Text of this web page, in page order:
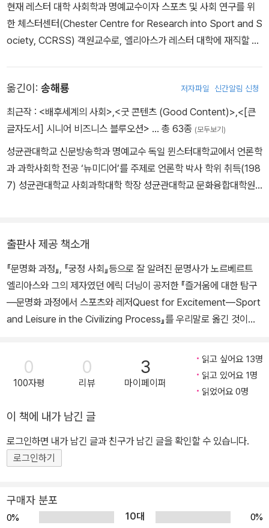
품 중 하나이다. 스포츠는 사람들에게 신체적인 노력과 기술이 수반
되는 투쟁의 즐거움과 흥미를 제공하고 동시에 적어도 어떤 사람이
그 과정에서 심각하게 다치는 것을 통제한다. (…) 문명화 과정에서
그리고 안정성과의 관계 속에서 사람들은 인간 행동의 통제와 의식
형성에 따른 반응을 규율하고, 점진적으로 강화하며, 삶의 모든 영역
을 더욱 정교하게 규제하는 규율을 보장하였다. 그러나 이것은 더 단
는 결과를 가져왔다. 스포츠는 이 문제를 해결하는 방법 중의 하나였
다.
｜본문 315~316쪽, ‘스포츠와 폭력에 관한 에세이’ 중에서 ■
대두되었다. 하지만 조사 결과, 실제적으로 무질서가 동반되지 않고
영향력은 제1차 세계대전 이전에 비교적 높게 존재하였고, 전쟁이 벌
어졌던 사이에는 떨어졌고, 1950년대 말까지는 비교적 낮은 상태로
남아 있는 U자형의 곡선을 따라간 경향을 나타냈다. 그런 다음 1960
년대 중반부터 매우 빠르게 증가하면서 프로 경기에서 ‘일상적’으로
｜본문 448쪽, ‘스포츠에서의 사회적 연대와 폭력성’ 중에서 ■
·스포츠는 상호 의존 및 협력의 형태 혹은 ‘우리 집단’과 ‘그들 집단’의
형태로 내부적으로 미묘하게 얽혀 있는 갈등의 전모를 잘 드러낼 수
동시에 자극하듯, 여러 행위들의 ‘합리적이지만 불합리한’ 복잡성과
가변성을 혼재시켜 담아낸다.
·실제로 오늘날 스포츠는 세계 모든 국가의 여가 활동, 미디어 활동에
하임의 사회학 연구소가 문을 닫자 엘리아스의 교수 자격 청구 논문
인 〈궁정 사람Der hofische Mensch〉도 결국 심사가 중단되었다.
이 논문은 1969년 《궁정 사회Die hofische Gesellschaft》로 출
간되어 그의 대표 저작이 된다. 1933년 유대인 탄압을 피해 파리로
도피하고 1935년 영국으로 망명한다. 1939년 필생의 역작이 되는
그다음 해에 독일이 영국을 침공하면서 독일인이었다는 이유로 여덟
달 동안 수용소 생활을 경험한다. 《문명화 과정》은 1969년 재출간되
며 본격적으로 주목받기 시작했고, 엘리아스를 현대 사회학계의 거장
으로 우뚝 서게 만들었다. 1954년 레스터 대학의 전임강사가 되고 1
962년 정년퇴임할 때까지 사회학과에서 학생들을 가르쳤다. 1977
의 고독Uber die Einsamkeit der Sterbenden》(1982) 《개인들
의 사회Die Gesellschaft der Individuen》(1987) 등의 저서가 있
으며, 《모차르트, 사회적 초상 _ 한 천재에 대한 사회학적 고찰》은 엘
리아스가 1990년 93세의 나이로 암스테르담 자택에서 숨을 거둔 이
후 그의 영어 저서들을 독일어로 번역하고 소개해온 사회학자 미하엘
현재 레스터 대학 사회학과 명예교수이자 스포츠 및 사회 연구를 위
한 체스터센터(Chester Centre for Research into Sport and S
ociety, CCRSS) 객원교수로, 엘리아스가 레스터 대학에 재직할 당
츠 연계 폭력 등 스포츠 사회학 이론 분야에서 많은 연구 결과를 남겼
다.
옮긴이: 송해룡 저자파일 신간알림 신청
최근작 : <배후세계의 사회>,<굿 콘텐츠 (Good Content)>,<[큰
글자도서] 시니어 비즈니스 블루오션> … 총 63종 (모두보기)
성균관대학교 신문방송학과 명예교수 독일 뮌스터대학교에서 언론학
과 과학사회학 전공 ‘뉴미디어’를 주제로 언론학 박사 학위 취득(198
7) 성균관대학교 사회과학대학 학장 성균관대학교 문화융합대학원
FIFA 월드컵 조직위원회 위원 2018년 평창 동계올림픽 조직위원회
위원 국악방송 이사 ■ 주요 저서 『위험커뮤니케이션의 쟁점과 과제』
(2017), 『위험커뮤니케이션의 이론과 실제』(2013, 문화체육관광부
우수학술도서), 『위험커뮤니케이션: 미디어와 공론장』(2012), 『위험
거버넌스와 위험 커뮤니케이션』(2013), 『디지털미디어시대 리스크
매스커뮤니케이션』(2005, 한스 페터 페터스와 공저), 『디지털커뮤
니케이션과 스포츠콘텐츠』(2001), 『미디어스포츠』(2004), 『스포
츠와 문명화: 즐거움에 대한 탐구(번역)』(2014), 『굿 콘텐츠(Good
어 2.0과 콘텐츠 생태계 패러다임』(2008, 문화체육관광부 우수학술
도서) 등 30 여종의 기타 저서와 번역서가 있다.
출판사 제공 책소개
『문명화 과정』, 『궁정 사회』등으로 잘 알려진 문명사가 노르베르트
엘리아스와 그의 제자였던 에릭 더닝이 공저한 『즐거움에 대한 탐구
―문명화 과정에서 스포츠와 레저Quest for Excitement―Sport
and Leisure in the Civilizing Process』를 우리말로 옮긴 것이다.
분석을 통합해 냈던 엘리아스의 문명 이론이 ‘스포츠의 사회학’으로
확장된, 문명론에 관한 또 한 권의 명저다. 여가와 즐거움이라는 스포
츠 탄생의 근본적 차원, 사회 문제로서의 스포츠의 기원, 성취 욕구와
스포츠와 인간 문명과의 관계가 엘리아스의 사회학적 맥락 안에서 재
해석 된다. 스포츠와 엘리아스의 문명 이론 ―‘결합태’와 스포츠 사회
학 엘리아스가 『문명화 과정』 등을 비롯해 자신의 여러 저서에서 추
구했던 것은, 구체적이고 상세한 실증 연구를 통해 장기적인 사회 변
인간이 서로 형성해 온 상호 의존적인 고리로서, 끊임없는 변화의 흐
름 속에 놓여 있다. 이때 인간 역시 고립된 개인이 아니라, 수많은 상
0
100자평
0
리뷰
3
마이페이퍼
읽고 싶어요 13명
읽고 있어요 1명
읽었어요 0명
이 책에 내가 남긴 글
로그인하면 내가 남긴 글과 친구가 남긴 글을 확인할 수 있습니다.
로그인하기
구매자 분포
0% 10대 0%